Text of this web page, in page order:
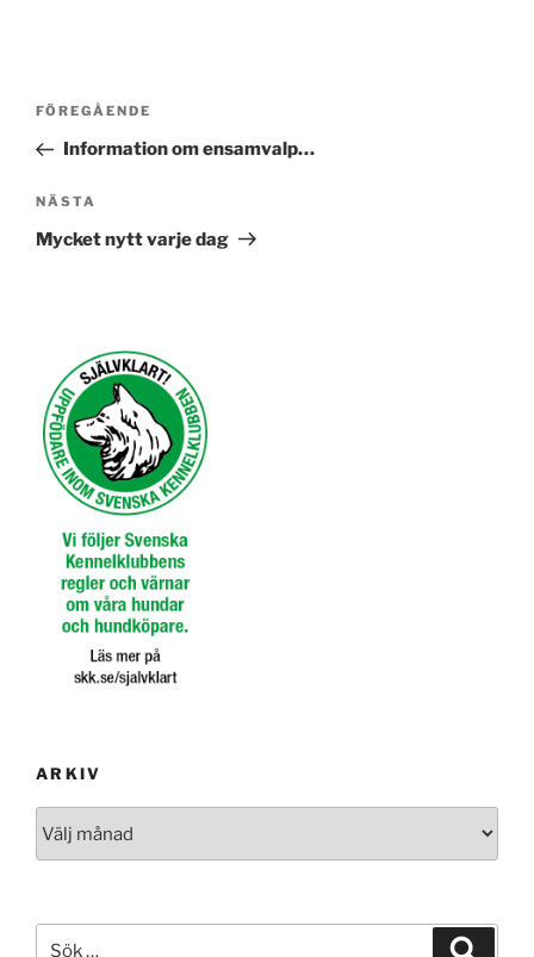
Inläggsnavigering
Föregående
inlägg
FÖREGÅENDE
Information om ensamvalp…
Nästa
inlägg
NÄSTA
Mycket nytt varje dag
ARKIV